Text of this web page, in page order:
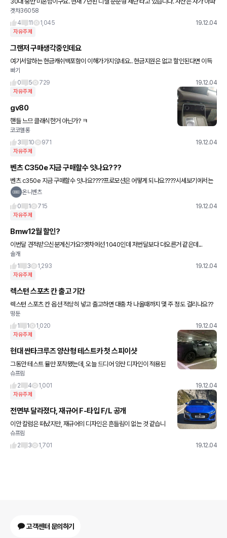
트 3억, 현금 7천만원 입니다. 차량교체 시기가 되어, 국산 5000만원대로 알아보고 있습
니다.
겟차36058
4
11 1,045 19.12.04
자유주제
그랜저 구매생각중인데요
여기서말하는 현금캐쉬백포함이 이해가가지않네요.. 현금지원은 없고 할인된다면 이득
인가요 아님 손해인가요...잘 모르겠어요..
빠기
0
5 729 19.12.04
자유주제
gv80
핸들 느므 클래식한거 아닌가? ㅋ
코코멜롱
3
10 971 19.12.04
자유주제
벤츠 C350e 지금 구매할수 잇나요???
벤츠 c350e 지금 구매할수 잇나요????프로모션은 어떻게 되나요????시세보기에서는
삭제 됏던데...아직 재고 남아잇는걸로 알고 잇습니다....
온니벤츠
0
1 715 19.12.04
자유주제
Bmw12월 할인?
이번달 견적받으신분계신가요?겟차에선 1040인데 저번달보다 더오른거 같은데...
솔개
1
3 1,293 19.12.04
자유주제
렉스턴 스포츠 칸 출고 기간
렉스턴 스포츠 칸 옵션 적당히 넣고 출고하면 대충 차 나올때까지 몇 주 정도 걸리나요??
떵둔
1
1 1,020 19.12.04
자유주제
현대 싼타크루즈 양산형 테스트카 첫 스피이샷
그동안 테스트 뮬만 포착됐는데, 오늘 드디어 양산 디자인이 적용된
싼타크루즈 테스트카가 우리나라에서 처음 포착됐습니다. 전체적인
디자인은 대충봐도 컨셉트카의 디자인을 그대로 적용한 모습이 보입
니
슈프림
2
4 1,001 19.12.04
자유주제
전면부 달라졌다, 재규어 F-타입 F/L 공개
이안 칼럼은 떠났지만, 재규어의 디자인은 흔들림이 없는 것 같습니
다. 어제 재규어의 스포츠카, F-타입의 페이스리프트 모델이 공개되
었습니다. 이번 F-타입 신형에서 가장 눈에 띄는 부분은 전면부
슈프림
2
3 1,701 19.12.04
고객센터 문의하기